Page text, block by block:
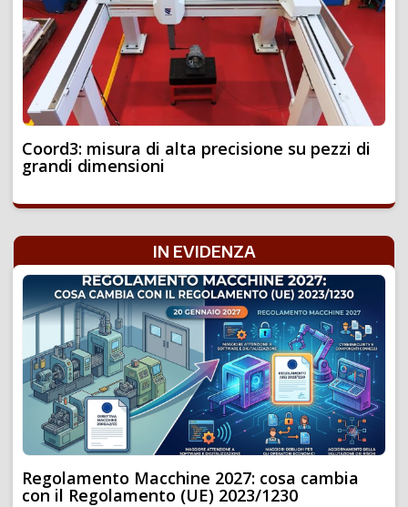
Coord3: misura di alta precisione su pezzi di
grandi dimensioni
IN EVIDENZA
Regolamento Macchine 2027: cosa cambia
con il Regolamento (UE) 2023/1230